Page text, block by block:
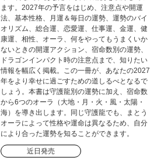
ます。2027年の予言をはじめ、注意点や開運
法、基本性格、月運＆毎日の運勢、運勢のバイ
オリズム、総合運、恋愛運、仕事運、金運、健
康運、相性、オーラ、何をやってもうまくいか
ないときの開運アクション、宿命数別の運勢、
ドラゴンインパクト時の注意点まで、知りたい
情報を幅広く掲載。この一冊が、あなたの2027
年をより幸せに過ごすための道しるべとなるで
しょう。本書は守護龍別の運勢に加え、宿命数
から6つのオーラ（大地・月・火・風・太陽・
海）を導き出します。同じ守護龍でも、まとう
オーラによって性格や運命は異なるため、自分
により合った運勢を知ることができます。
近日発売